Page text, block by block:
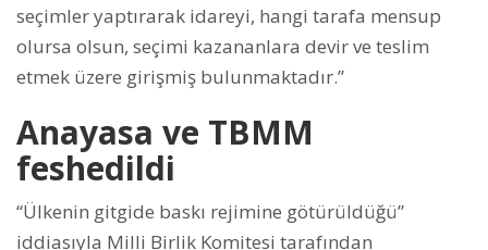
seçimler yaptırarak idareyi, hangi tarafa mensup
olursa olsun, seçimi kazananlara devir ve teslim
etmek üzere girişmiş bulunmaktadır.”
Anayasa ve TBMM
feshedildi
“Ülkenin gitgide baskı rejimine götürüldüğü”
iddiasıyla Milli Birlik Komitesi tarafından